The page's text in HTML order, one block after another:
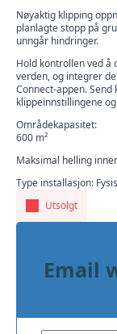
Nøyaktig klipping
planlagte stopp på
unngår hindringer.
Hold kontrollen ved å
verden, og integrer
Connect-appen.
klippeinnstillingene
Områdekapasitet:
600 m²
Maksimal helling
Type installasjon:
Utsolgt
Email